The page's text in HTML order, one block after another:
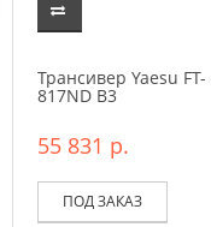
Трансивер Yaesu FT-
817ND B3
55 831 р.
ПОД ЗАКАЗ